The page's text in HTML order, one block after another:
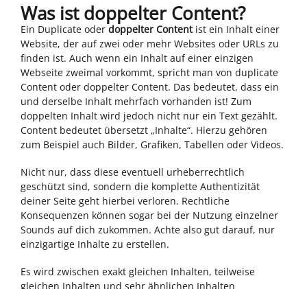
Was ist doppelter Content?
Ein Duplicate oder doppelter Content ist ein Inhalt einer
Website, der auf zwei oder mehr Websites oder URLs zu
finden ist. Auch wenn ein Inhalt auf einer einzigen
Webseite zweimal vorkommt, spricht man von duplicate
Content oder doppelter Content. Das bedeutet, dass ein
und derselbe Inhalt mehrfach vorhanden ist! Zum
doppelten Inhalt wird jedoch nicht nur ein Text gezählt.
Content bedeutet übersetzt „Inhalte“. Hierzu gehören
zum Beispiel auch Bilder, Grafiken, Tabellen oder Videos.
Nicht nur, dass diese eventuell urheberrechtlich
geschützt sind, sondern die komplette Authentizität
deiner Seite geht hierbei verloren. Rechtliche
Konsequenzen können sogar bei der Nutzung einzelner
Sounds auf dich zukommen. Achte also gut darauf, nur
einzigartige Inhalte zu erstellen.
Es wird zwischen exakt gleichen Inhalten, teilweise
gleichen Inhalten und sehr ähnlichen Inhalten